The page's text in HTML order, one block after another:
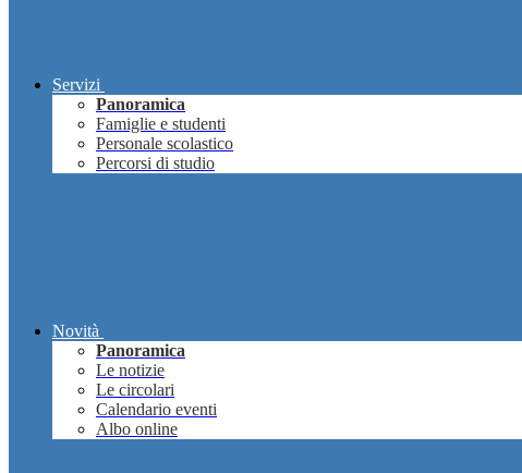
Servizi
Panoramica
Famiglie e studenti
Personale scolastico
Percorsi di studio
Novità
Panoramica
Le notizie
Le circolari
Calendario eventi
Albo online